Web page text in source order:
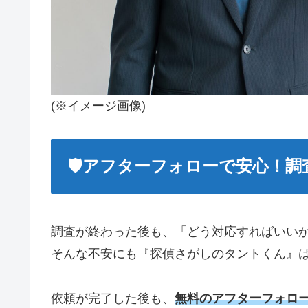
(※イメージ画像)
🛡️アフターフォローで安心！調
調査が終わった後も、「どう対応すればいい
そんな不安にも『探偵さがしのタントくん』
依頼が完了した後も、 無料のアフターフォロ